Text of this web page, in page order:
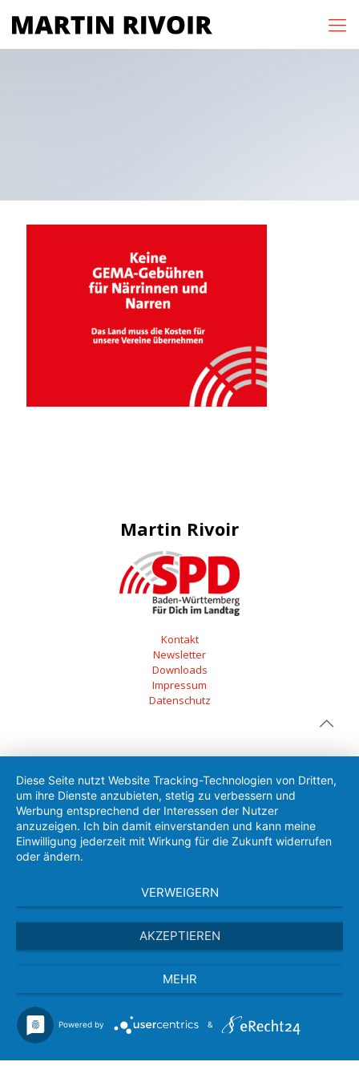
Martin Rivoir
Kontakt
Newsletter
Downloads
Impressum
Datenschutz
Diese Seite nutzt Website Tracking-Technologien von Dritten,
um ihre Dienste anzubieten, stetig zu verbessern und
Werbung entsprechend der Interessen der Nutzer
anzuzeigen. Ich bin damit einverstanden und kann meine
Einwilligung jederzeit mit Wirkung für die Zukunft widerrufen
oder ändern.
VERWEIGERN
AKZEPTIEREN
MEHR
Powered by &